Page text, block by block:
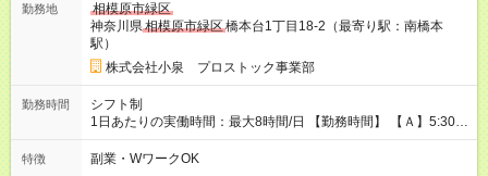
[フルタイムでガッツリ] 早番＆遅番 時給1400円、週5勤務の場合
- 月収25万円 ＝時給1400円×8ｈ×22日＋勤務手当450円×22日
＊入社祝い金支給(規定有) ＊シフトは気軽にご相談をください
【試用期間】試用期間なし
勤務地
相模原市緑区
神奈川県相模原市緑区橋本台1丁目18-2（最寄り駅：南橋本
駅）
株式会社小泉 プロストック事業部
勤務時間
シフト制
1日あたりの実働時間：最大8時間/日 【勤務時間】 【Ａ】5:30～
14:30 【Ｂ】13:30～22:30 【Ｃ】8:30～17:30 ★A、Bのシフト
のうち5:30～8:00、20:00～22:30の時間帯には別途「時間帯手
特徴 副業・WワークOK